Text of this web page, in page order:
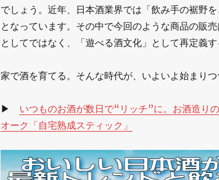
でしょう。近年、日本酒業界では「飲み手の裾野
となっています。その中で今回のような商品の販
としてではなく、「遊べる酒文化」として再定義す
家で酒を育てる。そんな時代が、いよいよ始まりつ
▶ いつものお酒が数日で“リッチ”に。お酒造り
オーク「自宅熟成スティック」